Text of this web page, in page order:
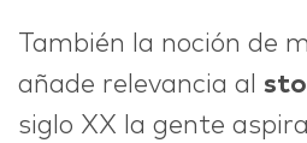
También la noción de
añade relevancia al
siglo XX la gente